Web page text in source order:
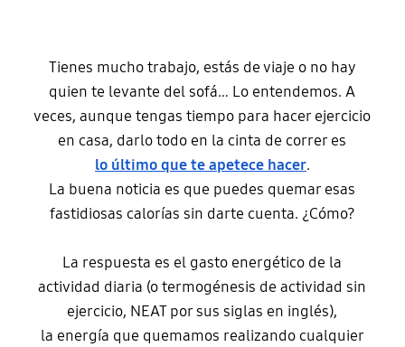
Tienes mucho trabajo, estás de viaje o no hay
quien te levante del sofá… Lo entendemos. A
veces, aunque tengas tiempo para hacer ejercicio
en casa, darlo todo en la cinta de correr es
lo último que te apetece hacer.
La buena noticia es que puedes quemar esas
fastidiosas calorías sin darte cuenta. ¿Cómo?
La respuesta es el gasto energético de la
actividad diaria (o termogénesis de actividad sin
ejercicio, NEAT por sus siglas en inglés),
la energía que quemamos realizando cualquier